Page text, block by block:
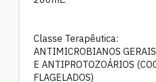
Classe Terapêutica:
ANTIMICROBIANOS
E ANTIPROTOZOÁRIOS
FLAGELADOS)